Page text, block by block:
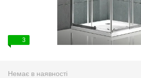
3
Немає в наявності